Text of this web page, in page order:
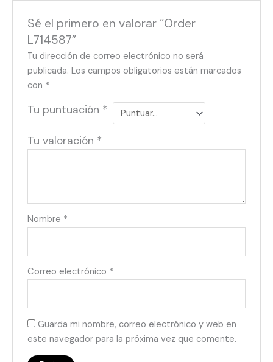
Sé el primero en valorar “Order
L714587”
Tu dirección de correo electrónico no será
publicada. Los campos obligatorios están marcados
con *
Tu puntuación *
Tu valoración *
Nombre *
Correo electrónico *
Guarda mi nombre, correo electrónico y web en
este navegador para la próxima vez que comente.